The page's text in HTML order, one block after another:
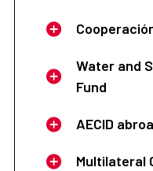
Water and
Fund
AECID
Multilateral